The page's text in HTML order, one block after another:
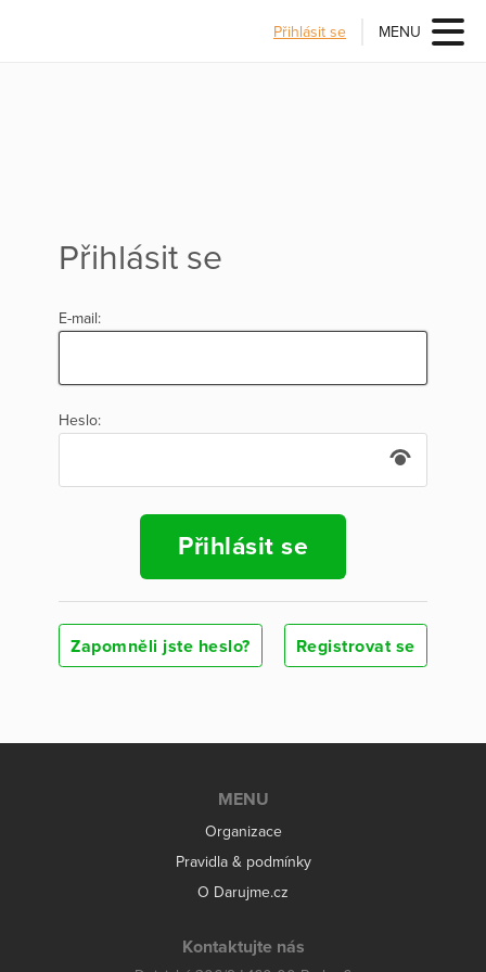
Přihlásit se MENU
Přihlásit se
E-mail:
Heslo:
Přihlásit se
Zapomněli jste heslo? Registrovat se
MENU
Organizace
Pravidla & podmínky
O Darujme.cz
Kontaktujte nás